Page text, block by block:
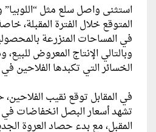
استثنى واصل سلع مثل “اللوبيا”
المتوقع خلال الفترة المقبلة،
في المساحات المنزرعة
وبالتالي الإنتاج المعروض
الخسائر التي تكبدها الفلاحين
في المقابل توقع نقيب
تشهد أسعار البصل انخفاضات في
المقبل، مع بدء حصاد العروة